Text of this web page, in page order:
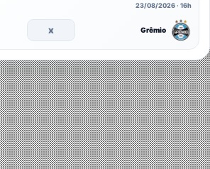
23/08/2026 · 16h
x Grêmio